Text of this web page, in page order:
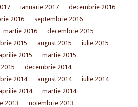
ianuarie 2017
decembrie 2016
2016
septembrie 2016
martie 2016
decembrie 2015
2015 august 2015
iulie 2015
aprilie 2015
martie 2015
decembrie 2014
2014 august 2014
iulie 2014
aprilie 2014
martie 2014
2013 noiembrie 2013